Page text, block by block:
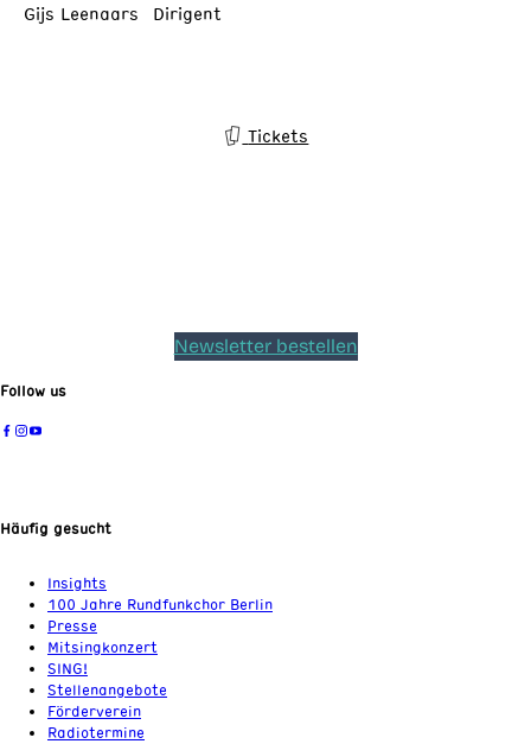
Gijs Leenaars Dirigent
Tickets
Newsletter bestellen
Follow us
Häufig gesucht
Insights
100 Jahre Rundfunkchor Berlin
Presse
Mitsingkonzert
SING!
Stellenangebote
Förderverein
Radiotermine